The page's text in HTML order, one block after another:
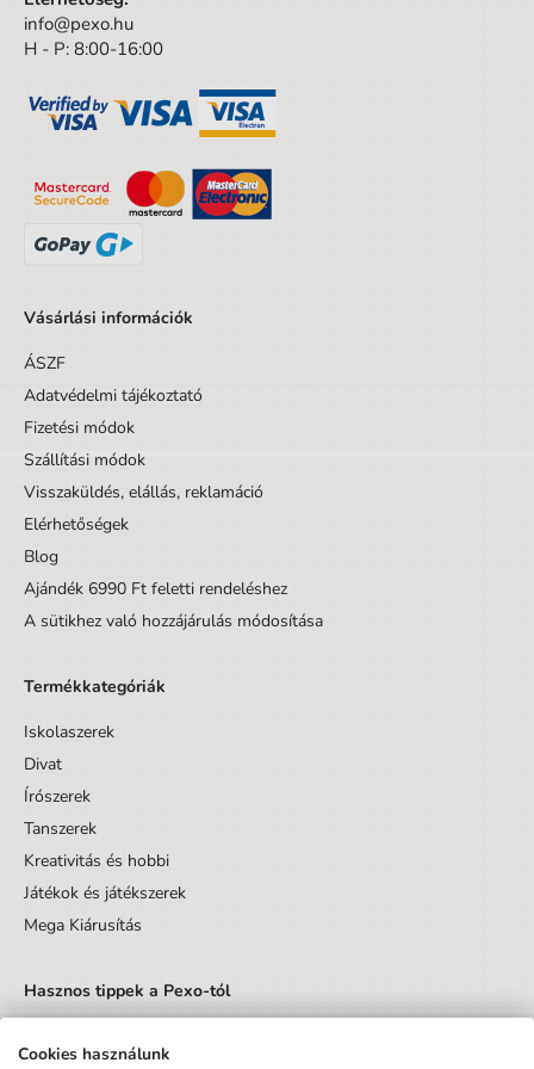
A csomagolás mélysége
Korig
Készlet/Szett/Csomag
Dizájnos tétel
info@pexo.hu
H - P: 8:00-16:00
Vásárlási információk
ÁSZF
Adatvédelmi tájékoztató
Fizetési módok
Szállítási módok
Visszaküldés, elállás, reklamáció
Elérhetőségek
Blog
Ajándék 6990 Ft feletti rendeléshez
A sütikhez való hozzájárulás módosítása
Termékkategóriák
Iskolaszerek
Divat
Írószerek
Tanszerek
Kreativitás és hobbi
Játékok és játékszerek
Mega Kiárusítás
Hasznos tippek a Pexo-tól
Cookies használunk